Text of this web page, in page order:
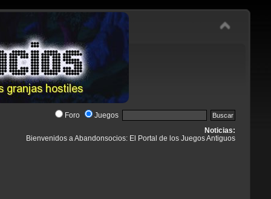
Foro Juegos
Noticias:
Bienvenidos a Abandonsocios: El Portal de los Juegos Antiguos